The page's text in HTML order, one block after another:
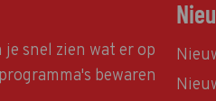
snel zien wat er op
bewaren